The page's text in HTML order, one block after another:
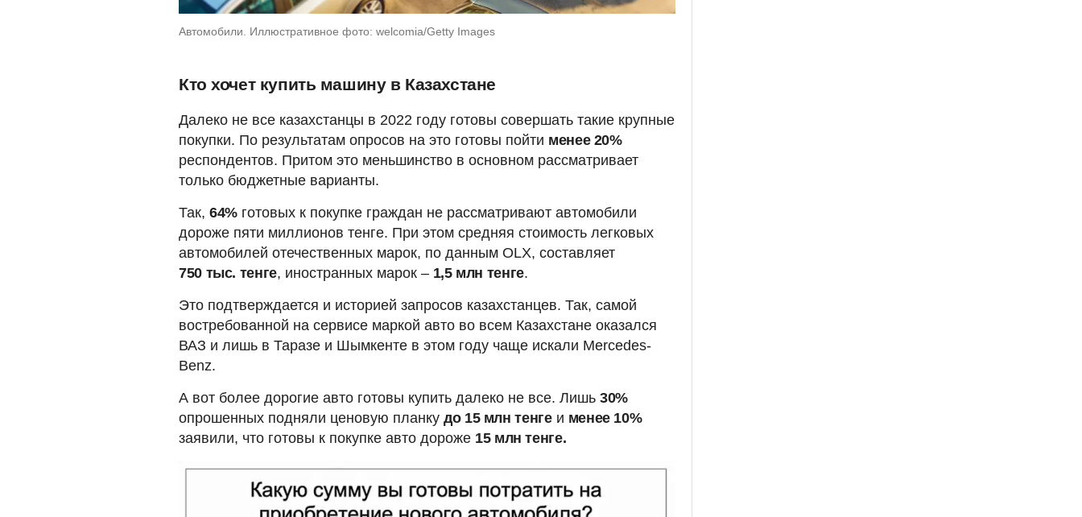
Автомобили. Иллюстративное фото: welcomia/Getty Images
Кто хочет купить машину в Казахстане
Далеко не все казахстанцы в 2022 году готовы совершать такие крупные
покупки. По результатам опросов на это готовы пойти менее 20%
респондентов. Притом это меньшинство в основном рассматривает
только бюджетные варианты.
Так, 64%готовых к покупке граждан не рассматривают автомобили
дороже пяти миллионов тенге. При этом средняя стоимость легковых
автомобилей отечественных марок, по данным OLX, составляет
750 тыс. тенге, иностранных марок –1,5 млн тенге.
Это подтверждается и историей запросов казахстанцев. Так, самой
востребованной на сервисе маркой авто во всем Казахстане оказался
ВАЗ и лишь в Таразе и Шымкенте в этом году чаще искали Mercedes-
Benz.
А вот более дорогие авто готовы купить далеко не все. Лишь 30%
опрошенных подняли ценовую планку до 15 млн тенгеи менее 10%
заявили, что готовы к покупке авто дороже 15 млн тенге.